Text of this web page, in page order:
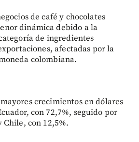
de café y chocolates
dinámica debido a la
de ingredientes
afectadas por la
colombiana.
crecimientos en dólares
con 72,7%, seguido por
Chile, con 12,5%.